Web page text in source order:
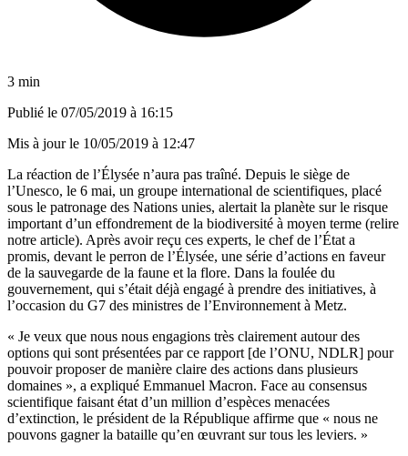
3 min
Publié le 07/05/2019 à 16:15
Mis à jour le 10/05/2019 à 12:47
La réaction de l’Élysée n’aura pas traîné. Depuis le siège de
l’Unesco, le 6 mai, un groupe international de scientifiques, placé
sous le patronage des Nations unies, alertait la planète sur le risque
important d’un effondrement de la biodiversité à moyen terme (relire
notre article). Après avoir reçu ces experts, le chef de l’État a
promis, devant le perron de l’Élysée, une série d’actions en faveur
de la sauvegarde de la faune et la flore. Dans la foulée du
gouvernement, qui s’était déjà engagé à prendre des initiatives, à
l’occasion du G7 des ministres de l’Environnement à Metz.
« Je veux que nous nous engagions très clairement autour des
options qui sont présentées par ce rapport [de l’ONU, NDLR] pour
pouvoir proposer de manière claire des actions dans plusieurs
domaines », a expliqué Emmanuel Macron. Face au consensus
scientifique faisant état d’un million d’espèces menacées
d’extinction, le président de la République affirme que « nous ne
pouvons gagner la bataille qu’en œuvrant sur tous les leviers. »